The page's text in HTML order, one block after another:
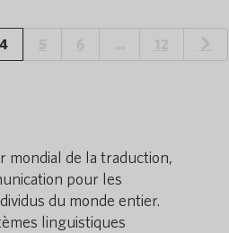
4 5 6 … 12
mondial de la traduction,
pour les
du monde entier.
linguistiques